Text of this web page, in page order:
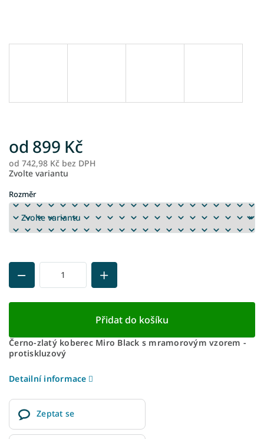
od 899 Kč
od 742,98 Kč bez DPH
Zvolte variantu
Rozměr
Přidat do košíku
Černo-zlatý koberec Miro Black s mramorovým vzorem -
protiskluzový
Detailní informace
Zeptat se